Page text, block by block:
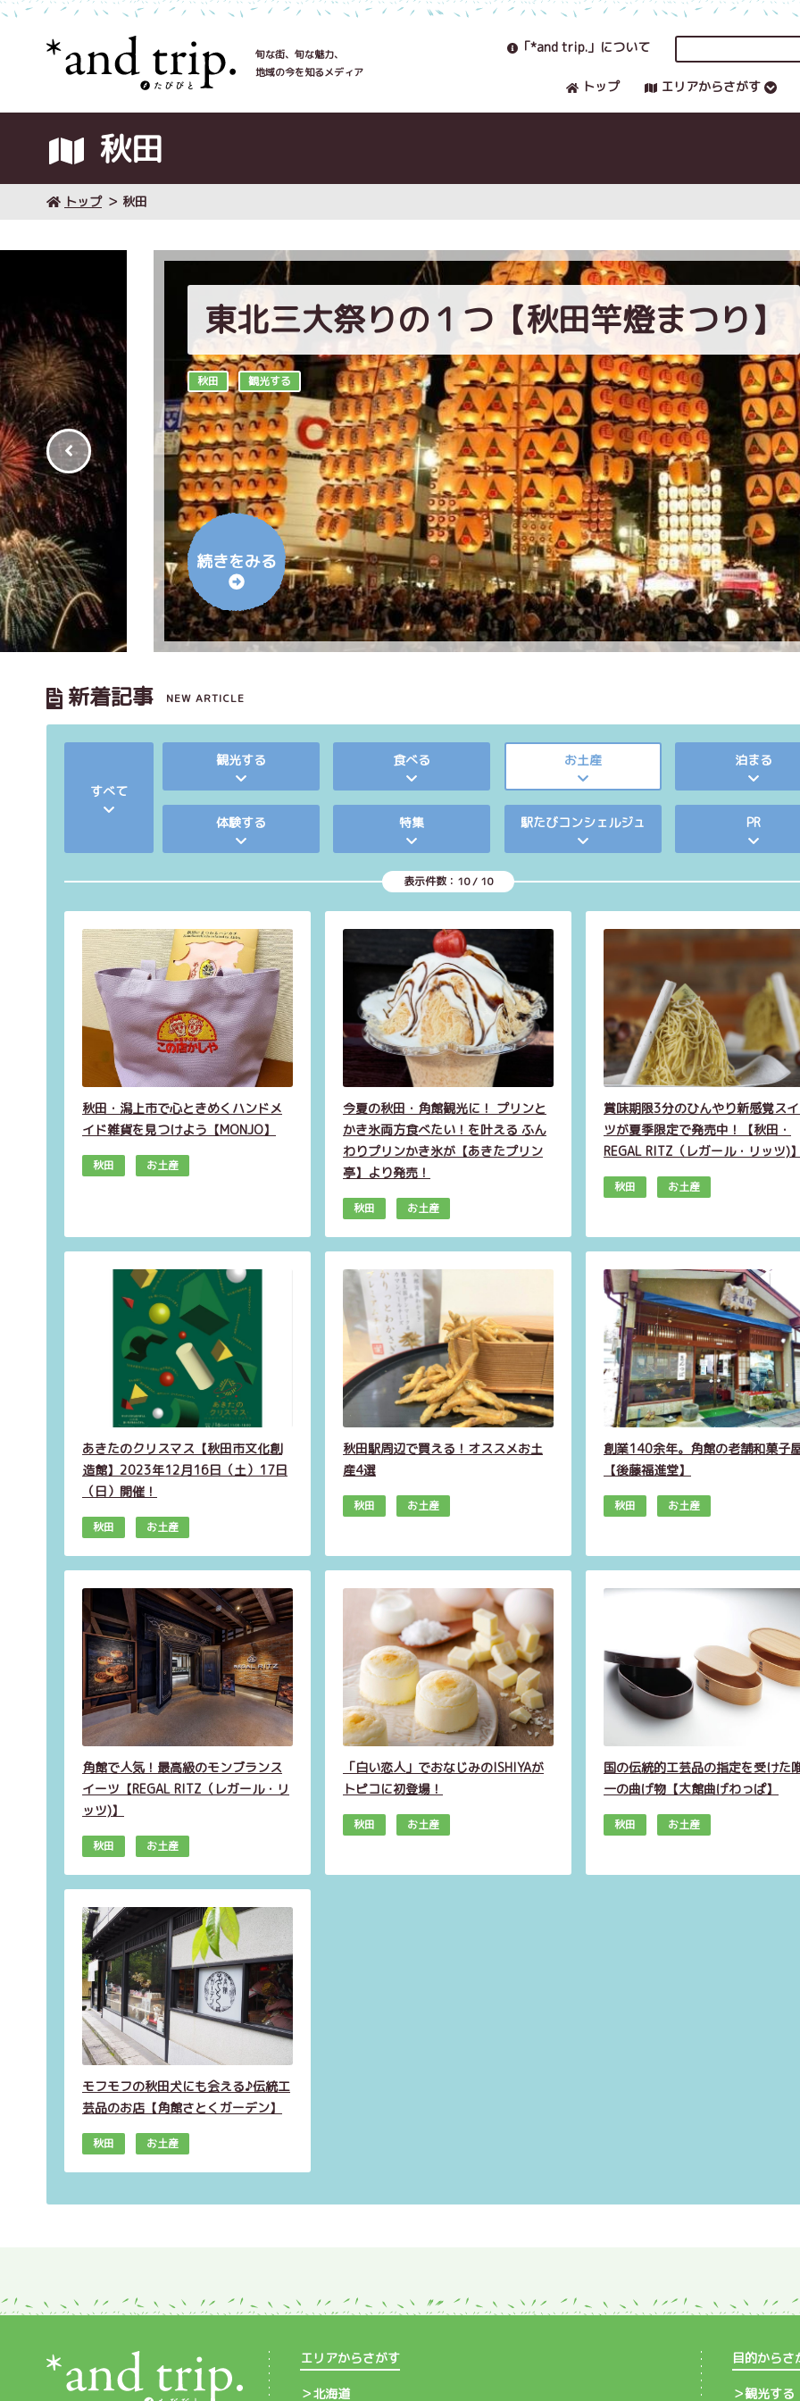
旬な街、旬な魅力、
地域の今を知るメディア
「*and trip.」について
トップ エリアからさがす
秋田
トップ 秋田
東北三大祭りの１つ【秋田竿燈まつり】
秋田 観光する
続きをみる
新着記事 NEW ARTICLE
すべて
観光する 食べる お土産 泊まる
体験する 特集 駅たびコンシェルジュ PR
表示件数： 10/ 10
秋田・潟上市で心ときめくハンドメ
イド雑貨を見つけよう【MONJO】
秋田 お土産
今夏の秋田・角館観光に！ プリンと
かき氷両方食べたい！を叶える ふん
わりプリンかき氷が【あきたプリン
亭】より発売！
秋田 お土産
賞味期限3分のひんやり新感覚ス
ツが夏季限定で発売中！【秋田・
REGAL RITZ（レガール・リッツ)
秋田 お土産
あきたのクリスマス【秋田市文化創
造館】2023年12月16日（土）17日
（日）開催！
秋田 お土産
秋田駅周辺で買える！オススメお土
産4選
秋田 お土産
創業140余年。角館の老舗和菓子
【後藤福進堂】
秋田 お土産
角館で人気！最高級のモンブランス
イーツ【REGAL RITZ（レガール・リ
ッツ)】
秋田 お土産
「白い恋人」でおなじみのISHIYAが
トピコに初登場！
秋田 お土産
国の伝統的工芸品の指定を受けた
一の曲げ物【大館曲げわっぱ】
秋田 お土産
モフモフの秋田犬にも会える♪伝統工
芸品のお店【角館さとくガーデン】
秋田 お土産
エリアからさがす
北海道
目的からさ
観光する